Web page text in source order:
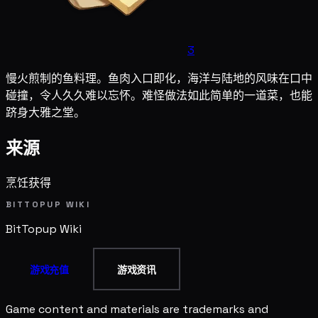
3
慢火煎制的鱼料理。鱼肉入口即化，海洋与陆地的风味在口中
碰撞，令人久久难以忘怀。难怪做法如此简单的一道菜，也能
跻身大雅之堂。
来源
烹饪获得
BITTOPUP WIKI
BitTopup Wiki
游戏充值 游戏资讯
Game content and materials are trademarks and